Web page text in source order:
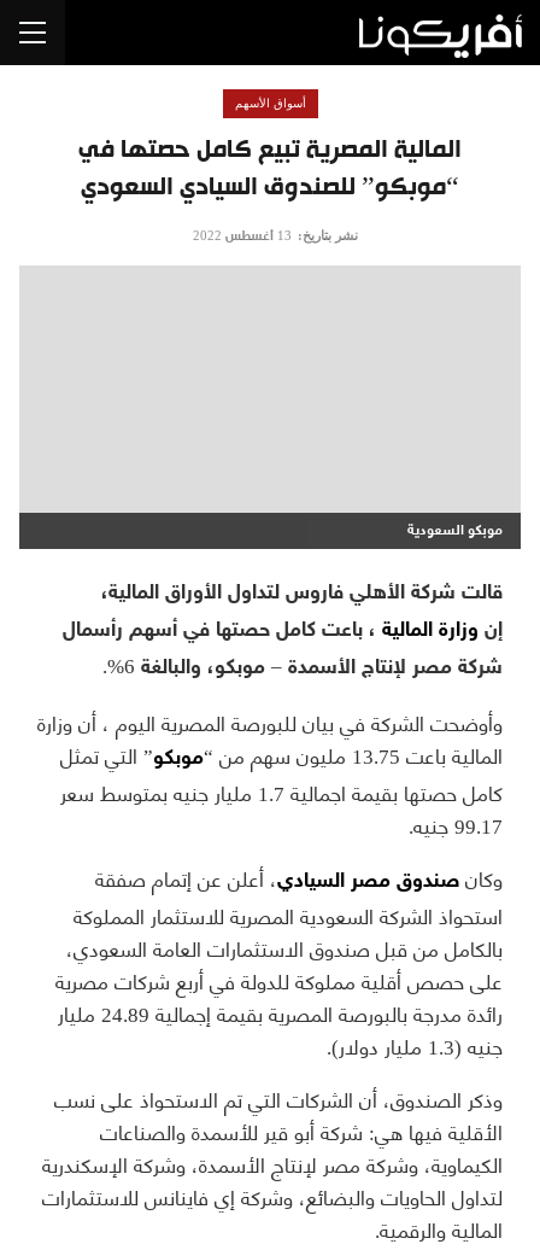
المالية المصرية تبيع كامل حصتها في
“موبكو” للصندوق السيادي السعودي
أسواق الأسهم
نشر بتاريخ: 13 أغسطس 2022
موبكو السعودية
قالت شركة الأهلي فاروس لتداول الأوراق المالية،
إن وزارة المالية ، باعت كامل حصتها في أسهم رأسمال
شركة مصر لإنتاج الأسمدة – موبكو، والبالغة 6%.
وأوضحت الشركة في بيان للبورصة المصرية اليوم ، أن وزارة
المالية باعت 13.75 مليون سهم من “
موبكو” التي تمثل
كامل حصتها بقيمة اجمالية 1.7 مليار جنيه بمتوسط سعر
99.17 جنيه.
وكان صندوق مصر السيادي، أعلن عن إتمام صفقة
استحواذ الشركة السعودية المصرية للاستثمار المملوكة
بالكامل من قبل صندوق الاستثمارات العامة السعودي،
على حصص أقلية مملوكة للدولة في أربع شركات مصرية
رائدة مدرجة بالبورصة المصرية بقيمة إجمالية 24.89 مليار
جنيه (1.3 مليار دولار).
وذكر الصندوق، أن الشركات التي تم الاستحواذ على نسب
الأقلية فيها هي: شركة أبو قير للأسمدة والصناعات
الكيماوية، وشركة مصر لإنتاج الأسمدة، وشركة الإسكندرية
لتداول الحاويات والبضائع، وشركة إي فاينانس للاستثمارات
المالية والرقمية.